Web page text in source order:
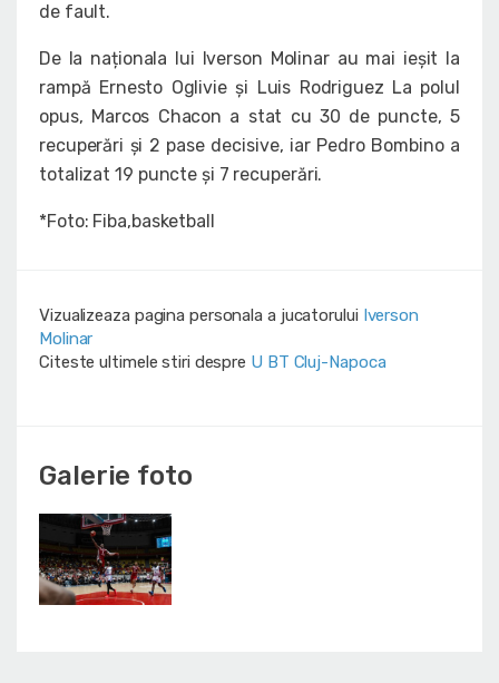
de fault.
De la naționala lui Iverson Molinar au mai ieșit la
rampă Ernesto Oglivie și Luis Rodriguez La polul
opus, Marcos Chacon a stat cu 30 de puncte, 5
recuperări și 2 pase decisive, iar Pedro Bombino a
totalizat 19 puncte și 7 recuperări.
*Foto: Fiba,basketball
Vizualizeaza pagina personala a jucatorului Iverson
Molinar
Citeste ultimele stiri despre U BT Cluj-Napoca
Galerie foto